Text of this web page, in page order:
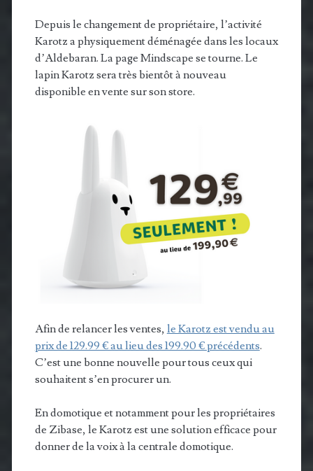
Depuis le changement de propriétaire, l’activité
Karotz a physiquement déménagée dans les locaux
d’Aldebaran. La page Mindscape se tourne. Le
lapin Karotz sera très bientôt à nouveau
disponible en vente sur son store.
Afin de relancer les ventes, le Karotz est vendu au
prix de 129.99 € au lieu des 199.90 € précédents.
C’est une bonne nouvelle pour tous ceux qui
souhaitent s’en procurer un.
En domotique et notamment pour les propriétaires
de Zibase, le Karotz est une solution efficace pour
donner de la voix à la centrale domotique.